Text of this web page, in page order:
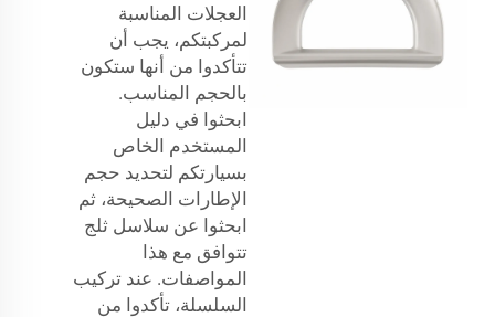
العجلات المناسبة
لمركبتكم، يجب أن
تتأكدوا من أنها ستكون
بالحجم المناسب.
ابحثوا في دليل
المستخدم الخاص
بسيارتكم لتحديد حجم
الإطارات الصحيحة، ثم
ابحثوا عن سلاسل ثلج
تتوافق مع هذا
المواصفات. عند تركيب
السلسلة، تأكدوا من